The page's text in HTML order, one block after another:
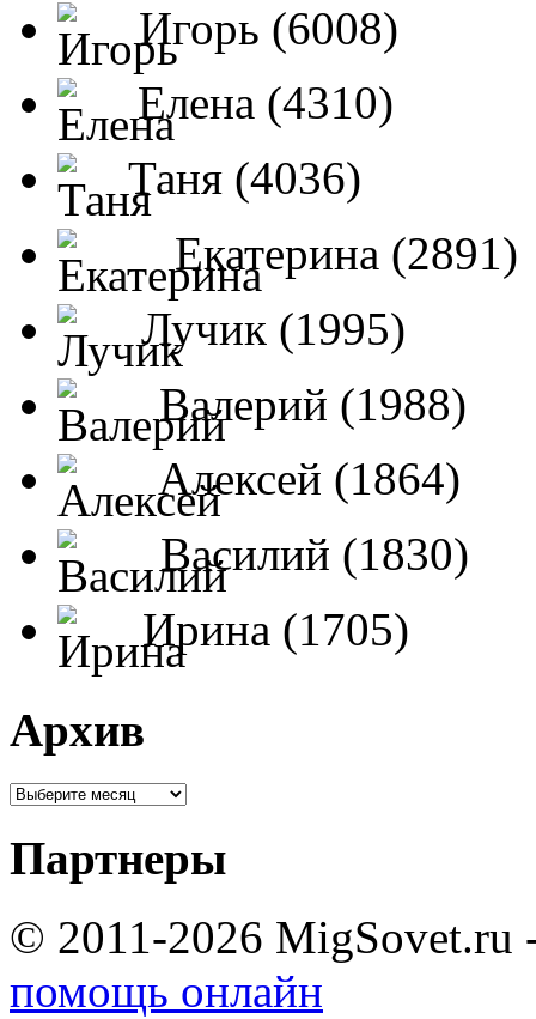
Игорь (6008)
Елена (4310)
Таня (4036)
Екатерина (2891)
Лучик (1995)
Валерий (1988)
Алексей (1864)
Василий (1830)
Ирина (1705)
Архив
Партнеры
© 2011-2026 MigSovet.ru
помощь онлайн